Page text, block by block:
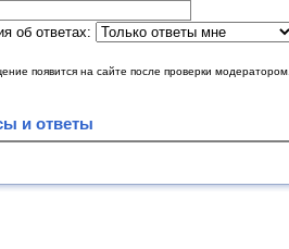
об ответах:
появится на сайте после проверки модератором.
и ответы